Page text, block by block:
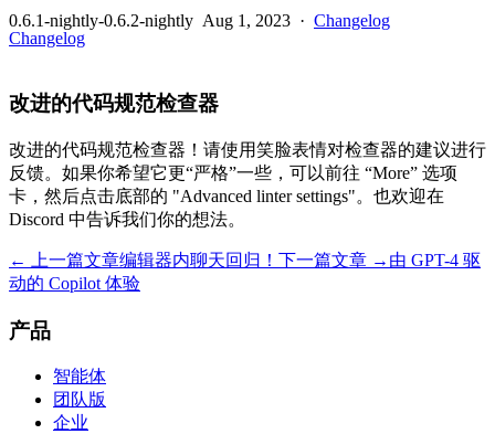
0.6.1-nightly-0.6.2-nightly Aug 1, 2023 · Changelog
Changelog
改进的代码规范检查器
改进的代码规范检查器！请使用笑脸表情对检查器的建议进行
反馈。如果你希望它更“严格”一些，可以前往 “More” 选项
卡，然后点击底部的 "Advanced linter settings"。也欢迎在
Discord 中告诉我们你的想法。
← 上一篇文章编辑器内聊天回归！ 下一篇文章 → 由 GPT-4 驱
动的 Copilot 体验
产品
智能体
团队版
企业